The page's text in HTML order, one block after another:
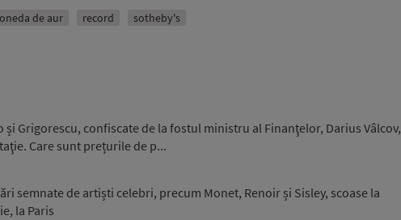
de aur record sotheby's
și Grigorescu, confiscate de la fostul ministru al Finanţelor, Darius Vâlcov,
Care sunt prețurile de p...
semnate de artiști celebri, precum Monet, Renoir și Sisley, scoase la
la Paris